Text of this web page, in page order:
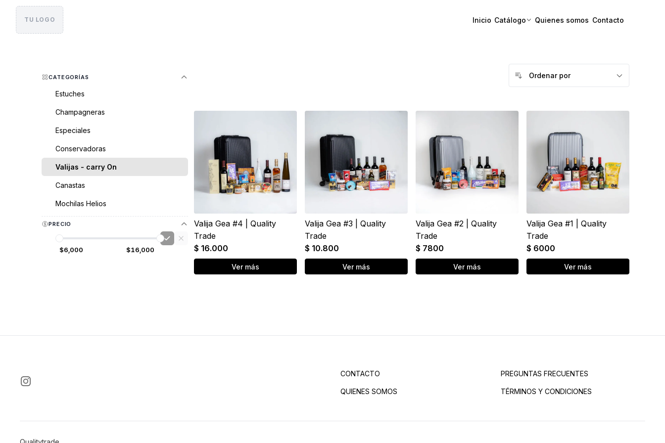
TU LOGO Inicio Catálogo Quienes somos Contacto
CATEGORÍAS
Estuches
Champagneras
Especiales
Conservadoras
Valijas - carry On
Canastas
Mochilas Helios
PRECIO
$6,000 $16,000
Valija Gea #4 | Quality
Trade
$ 16.000
Ver más
Valija Gea #3 | Quality
Trade
$ 10.800
Ver más
Valija Gea #2 | Quality
Trade
$ 7800
Ver más
Valija Gea #1 | Quality
Trade
$ 6000
Ver más
INSTAGRAM
CONTACTO
QUIENES SOMOS
PREGUNTAS FRECUENTES
TÉRMINOS Y CONDICIONES